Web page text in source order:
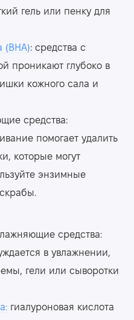
гель или пенку для
(BHA): средства с
проникают глубоко в
кожного сала и
средства:
помогает удалить
которые могут
энзимные
средства:
в увлажнении,
гели или сыворотки
гиалуроновая кислота